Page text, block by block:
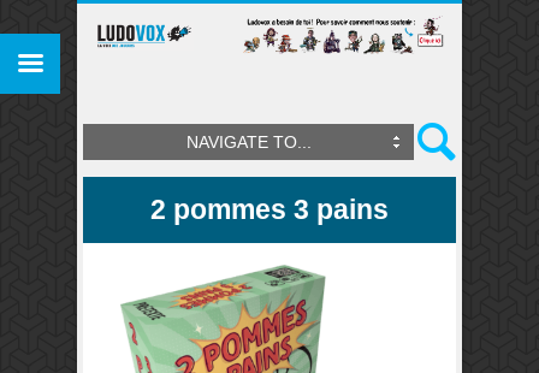
NAVIGATE TO...
2 pommes 3 pains